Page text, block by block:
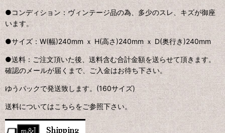
●コンディション：ヴィンテージ品の為、多少のスレ、キズが御座
います。
●サイズ：W(幅)240mm ｘ H(高さ)240mm ｘ D(奥行き)240mm
●送料：ご注文頂いた後、送料含む合計金額を送らせて頂きます。
確認のメールが届くまで、ご入金はお待ち下さい。
ゆうパックで発送致します。(160サイズ)
送料についてはこちらをご参照下さい。